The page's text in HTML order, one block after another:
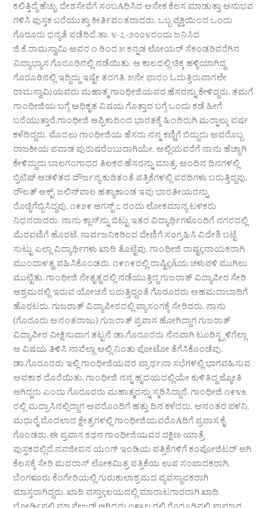
ಕಲಿತ್ತಿದ್ದೆ ಹೆಚ್ಚು. ದೇಶಸೇವೆಗೆ ಸಂಬAಧಿಸಿದ ಅನೇಕ ಕೆಲಸ ಮಾಡುತ್ತಾ ಅನುಭವ
ಗಳಿಸಿ ಪುಸ್ತಕ ಬರೆಯುತ್ತಾ ಕೀರ್ತಿವಂತರಾದರು. ಒಬ್ಬ ವ್ಯಕ್ತಿಯಿಂದ ಒಂದು
ಗೊರೂರು ಧನ್ಯತೆ ಪಡೆದಿದೆ.ತಾ. ೪-೭-೨೦೦೪ರಂದು ಜನಿಸಿದ
ಜಿ.ಕೆ.ರಾಮಸ್ವಾಮಿ ಅವರ ೧ ರಿಂದ ೫ ಕನ್ನಡ ಲೋಯರ್ ಸೆಕಂಡರಿವರೆಗಿನ
ವಿದ್ಯಾಭ್ಯಾಸ ಗೊರೂರಿನಲ್ಲಿ ನಡೆಯಿತು. ಆ ಕಾಲದಲ್ಲಿ ಚಿಕ್ಕ ಹಳ್ಳಿಯಾಗಿದ್ದ
ಗೊರೂರಿನಲ್ಲಿ ಇದ್ದಿದ್ದು ಇಷ್ಟೇ ತರಗತಿ. ೫ನೇ ಫಾರಂ ಓದುತ್ತಿರುವಾಗಲೇ
ರಾಮಸ್ವಾಮಿಯವರು ಮಹಾತ್ಮ ಗಾಂಧೀಜಿಯವರ ಹೆಸರನ್ನು ಕೇಳಿದ್ದರು. ತಮಗೆ
ಗಾಂಧೀಜಿಯ ಬಗ್ಗೆ ಅಧಿಕೃತ ವಿಷಯ ಗೊತ್ತಾದ ಬಗ್ಗೆ ಒಂದು ಕಡೆ ಹೀಗೆ
ಬರೆಯುತ್ತಾರೆ.ಗಾಂಧೀಜಿ ಆಫ್ರಿಕಾದಿಂದ ಭಾರತಕ್ಕೆ ಹಿಂದಿರುಗಿ ಮರ‍್ನಾಲ್ಕು ವರ್ಷ
ಕಳೆದಿದ್ದರು. ಮೊದಲು ಗಾಂಧೀಜಿಯ ಹೆಸರು ನನ್ನ ಕಣ್ಣಿಗೆ ಬಿದ್ದುದು ಅವರೊಬ್ಬ
ರಾಜಕೀಯ ಪವಾಡ ಪುರುಷರೆಂಬುದಾಗಿಯೇ. ಅಲ್ಲಿಯವರೆಗೆ ನಾನು ಹೆಚ್ಚಾಗಿ
ಕೇಳಿದ್ದುದು ಬಾಲಗಂಗಾಧರ ತಿಲಕರ ಹೆಸರನ್ನು ಮಾತ್ರ. ಅಂದಿನ ದಿನಗಳಲ್ಲಿ
ಬ್ರಿಟಿಷ್ ಆಡಳಿತದ ದೌರ್ಜನ್ಯ ಕುರಿತಂತೆ ಪತ್ರಿಕೆಗಳಲ್ಲಿ ವರದಿಗಳು ಬರುತ್ತಿದ್ದವು.
ರೌಲತ್ ಆಕ್ಟ್, ಜಲಿನ್‌ವಾಲ ಹತ್ಯಾಕಾಂಡ ಇವು ಭಾರತೀಯರನ್ನು
ರೊಚ್ಚಿಗೆಬ್ಬಿಸಿದ್ದವು. ೧೯೨೯ ಆಗಸ್ಟ್ ೭ ರಂದು ಲೋಕಮಾನ್ಯ ಟಳಕರು
ನಿಧನರಾದರು. ನಾನು ಕ್ಲಾಸ್‌ನ್ನು ಬಿಟ್ಟು ಇತರ ವಿದ್ಯಾರ್ಥಿಗಳೊಂದಿಗೆ ನಗರದಲ್ಲಿ
ಮೆರವಣಿಗೆ ಹೊರಟೆ. ಸಾರ್ವಜನಿಕರಿಂದ ದೇಣಿಗೆ ಸಂಗ್ರಹಿಸಿ ವಿದೇಶಿ ಬಟ್ಟೆ
ಸುಟ್ಟು ಎಲ್ಲಾ ವಿದ್ಯಾರ್ಥಿಗಳು ಖಾದಿ ತೊಟ್ಟೆವು. ಗಾಂಧೀಜಿ ರಾಷ್ಟçನಾಯಕರಾಗಿ
ಮುಂದಾಳತ್ವ ವಹಿಸಿಕೊಂಡರು. ೧೯೧೯ರಲ್ಲಿ ರಾಷ್ಟಿçÃಯ ಚಳುವಳಿ ಮುಗಿಲು
ಮುಟ್ಟಿತು. ಗಾಂಧೀಜಿ ನೇತೃತ್ವದಲ್ಲಿ ನಡೆಯುತ್ತಿದ್ದ ಗುಜರಾತ್ ವಿದ್ಯಾಪೀಠ ಸೇರಿ
ಆಶ್ರಮದಲ್ಲಿ ಇರುವ ಯೋಚನೆ ಬರುತ್ತಿದ್ದಂತೆ ಗೊರೂರರು ಅಹಮದಾಬಾದಿಗೆ
ಹೊರಟರು. ಗುಜರಾತ್ ವಿದ್ಯಾಪೀಠದಲ್ಲಿ ವ್ಯಾಸಂಗಕ್ಕೆ ಸೇರಿದರು. ನಾನು
(ಗೊರೂರು ಅನಂತರಾಜು) ಗುಜರಾತ್ ಪ್ರವಾಸ ಹೋಗಿದ್ದಾಗ ಗುಜರಾತ್
ವಿದ್ಯಾಪೀಠ ವೀಕ್ಷಿಸುವಾಗ ತಟ್ಟನೆ ಡಾ.ಗೊರೂರರು ನೆನಪಾಗಿ ಟೂರಿಸ್ಟ್ಗಳಿಗೆಲ್ಲಾ
ಆ ವಿಷಯ ತಿಳಿಸಿ ನಾವೆಲ್ಲಾ ಅಲ್ಲಿ ನಿಂತು ಪೋಟೋ ತೆಗೆಸಿಕೊಂಡೆವು.
ಡಾ.ಗೊರೂರರು ಇಲ್ಲಿ ಗಾಂಧೀಜಿಯವರ ಪ್ರಾರ್ಥನಾ ಸಭೆಗಳಲ್ಲಿ ಭಾಗವಹಿಸುವ
ಅವಕಾಶ ದೊರೆಯಿತು. ಗಾಂಧೀಜಿ ನನ್ನ ಹೃದಯದಲ್ಲಿಯೇ ಕುಳಿತಿದ್ದ ಜ್ಯೋತಿ
ಆಗಿದ್ದರು ಎಂದು ಗೊರೂರರು ಮಹಾತ್ಮರನ್ನು ಸ್ಮರಿಸಿದ್ದಾರೆ. ಗಾಂಧೀಜಿ ೧೯೪೬
ರಲ್ಲಿ ಮದ್ರಾಸಿನಲ್ಲಿದ್ದಾಗ ಅವರೊಂದಿಗೆ ಹತ್ತು ದಿನ ಕಳೆದರು. ಅನಂತರ ಪಳನಿ,
ಮಧುರೈ ಮೊದಲಾದ ಕ್ಷೇತ್ರಗಳಲ್ಲಿ ಗಾಂಧೀಜಿಯವರೊAದಿಗೆ ಪ್ರವಾಸ ಕೈ
ಗೊಂಡರು. ಈ ಪ್ರವಾಸ ಕಥನ ಗಾಂಧೀಜಿಯವರ ದಕ್ಷಿಣ ಯಾತ್ರೆ
ಪುಸ್ತಕದಲ್ಲಿದೆ.ನವಜೀವನ ಯಂಗ್ ಇಂಡಿಯ ಪತ್ರಿಕೆಗಳಿಗೆ ಕಂಪೋಜಿಟರ್ ಆಗಿ
ಕೆಲಸಕ್ಕೆ ಸೇರಿ ಮದರಾಸ್ ಲೋಕಮಿತ್ರ ಪತ್ರಿಕೆಯ ಉಪ ಸಂಪಾದಕರಾಗಿ,
ಬೆಂಗಳೂರು ಕೆಂಗೇರಿಯಲ್ಲಿ ಗುರುಕುಲಾಶ್ರಮದ ವ್ಯವಸ್ಥಾಪಕರಾಗಿ
ಮಾಸ್ತರಾಗಿದ್ದರು. ಖಾದಿ ವಸ್ತಾçಲಯದಲ್ಲಿ ಮಾರಾಟಗಾರರಾಗಿ ಖಾದಿ